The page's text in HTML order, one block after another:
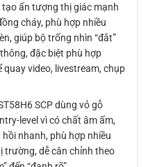
tạo ấn tượng thị giác mạnh
cháy, phù hợp nhiều
giúp bộ trống nhìn “đắt”
đặc biệt phù hợp
video, livestream, chụp
SCP dùng vỏ gỗ
level vì có chất âm ấm,
nhanh, phù hợp nhiều
trường, dễ cân chỉnh theo